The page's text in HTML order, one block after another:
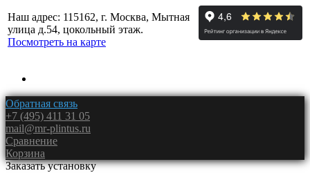
Наш адрес: 115162, г. Москва, Мытная
улица д.54, цокольный этаж.
Посмотреть на карте
Обратная связь
+7 (495) 411 31 05
mail@mr-plintus.ru
Сравнение
Корзина
Заказать установку